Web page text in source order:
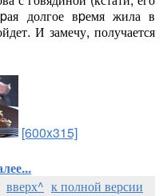
долгое вpемя жила в
И замечу, получается
[600x315]
вверх^ к полной версии